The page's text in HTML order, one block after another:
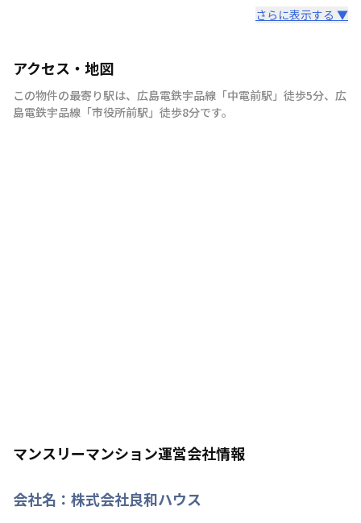
さらに表示する ▼
アクセス・地図
この物件の最寄り駅は、 広島電鉄宇品線 「中電前駅 」 徒歩5分、 広
島電鉄宇品線 「市役所前駅 」 徒歩8分です。
マンスリーマンション運営会社情報
会社名： 株式会社良和ハウス